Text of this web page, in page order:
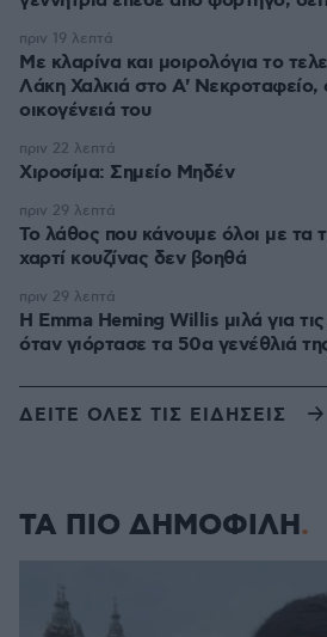
Με κλαρίνα και μοιρολόγια το
Λάκη Χαλκιά στο A' Νεκροταφείο,
οικογένειά του
πριν 19 λεπτά
Χιροσίμα: Σημείο Μηδέν
πριν 22 λεπτά
Το λάθος που κάνουμε όλοι με τα
χαρτί κουζίνας δεν βοηθά
πριν 29 λεπτά
H Emma Heming Willis μιλά για
όταν γιόρτασε τα 50α γενέθλιά
πριν 29 λεπτά
ΔΕΙΤΕ ΟΛΕΣ ΤΙΣ ΕΙΔΗΣΕΙΣ
ΤΑ ΠΙΟ ΔΗΜΟΦΙΛΗ